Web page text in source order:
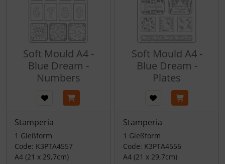
Soft Mould A4 -
Blue Dream -
Numbers
Stamperia
1 Gießform
Code: K3PTA4557
A4 (21 x 29,7cm)
Soft Mould A4 -
Blue Dream -
Plates
Stamperia
1 Gießform
Code: K3PTA4556
A4 (21 x 29,7cm)